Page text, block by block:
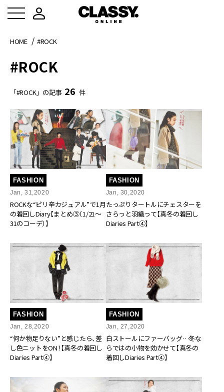
HOME #ROCK
#ROCK
「#ROCK」の記事 26 件
FASHION
Jan, 31,2020
ROCKな“ピリ辛カジュアル”で1月
の着回しDiary【まとめ③（1/21～
31のコーデ）】
FASHION
Jan, 30,2020
たっぷりタートルにチェスターを
さらっと羽織って【真冬の着回し
Diaries Part④】
FASHION
Jan, 28,2020
“何か物足りない”と感じたら、差
し色ニットをON！【真冬の着回し
Diaries Part④】
FASHION
Jan, 27,2020
白ストールにファーバッグ…冬な
らではの小物を効かせて【真冬の
着回しDiaries Part④】